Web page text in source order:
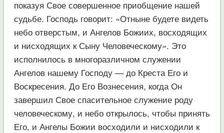
показуя Свое совершенное приобщение нашей
судьбе. Господь говорит: «Отныне будете видеть
небо отверстым, и Ангелов Божиих, восходящих
и нисходящих к Сыну Человеческому». Это
исполнилось в многоразличном служении
Ангелов нашему Господу — до Креста Его и
Воскресения. До Его Вознесения, когда Он
завершил Свое спасительное служение роду
человеческому, и небо открылось, чтобы принять
Его, и Ангелы Божии восходили и нисходили к